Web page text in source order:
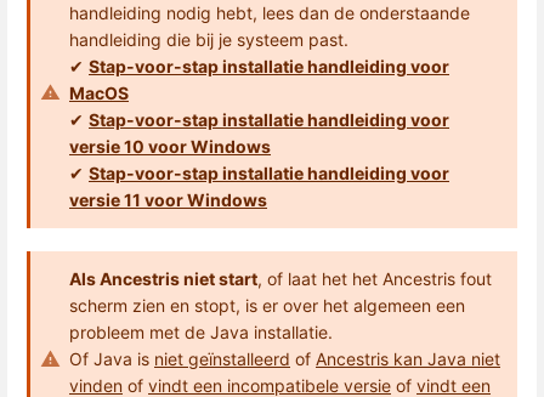
handleiding nodig hebt, lees dan de onderstaande
handleiding die bij je systeem past.
✔ Stap-voor-stap installatie handleiding voor
MacOS
✔ Stap-voor-stap installatie handleiding voor
versie 10 voor Windows
✔ Stap-voor-stap installatie handleiding voor
versie 11 voor Windows
Als Ancestris niet start, of laat het het Ancestris fout
scherm zien en stopt, is er over het algemeen een
probleem met de Java installatie.
Of Java is niet geïnstalleerd of Ancestris kan Java niet
vinden of vindt een incompatibele versie of vindt een